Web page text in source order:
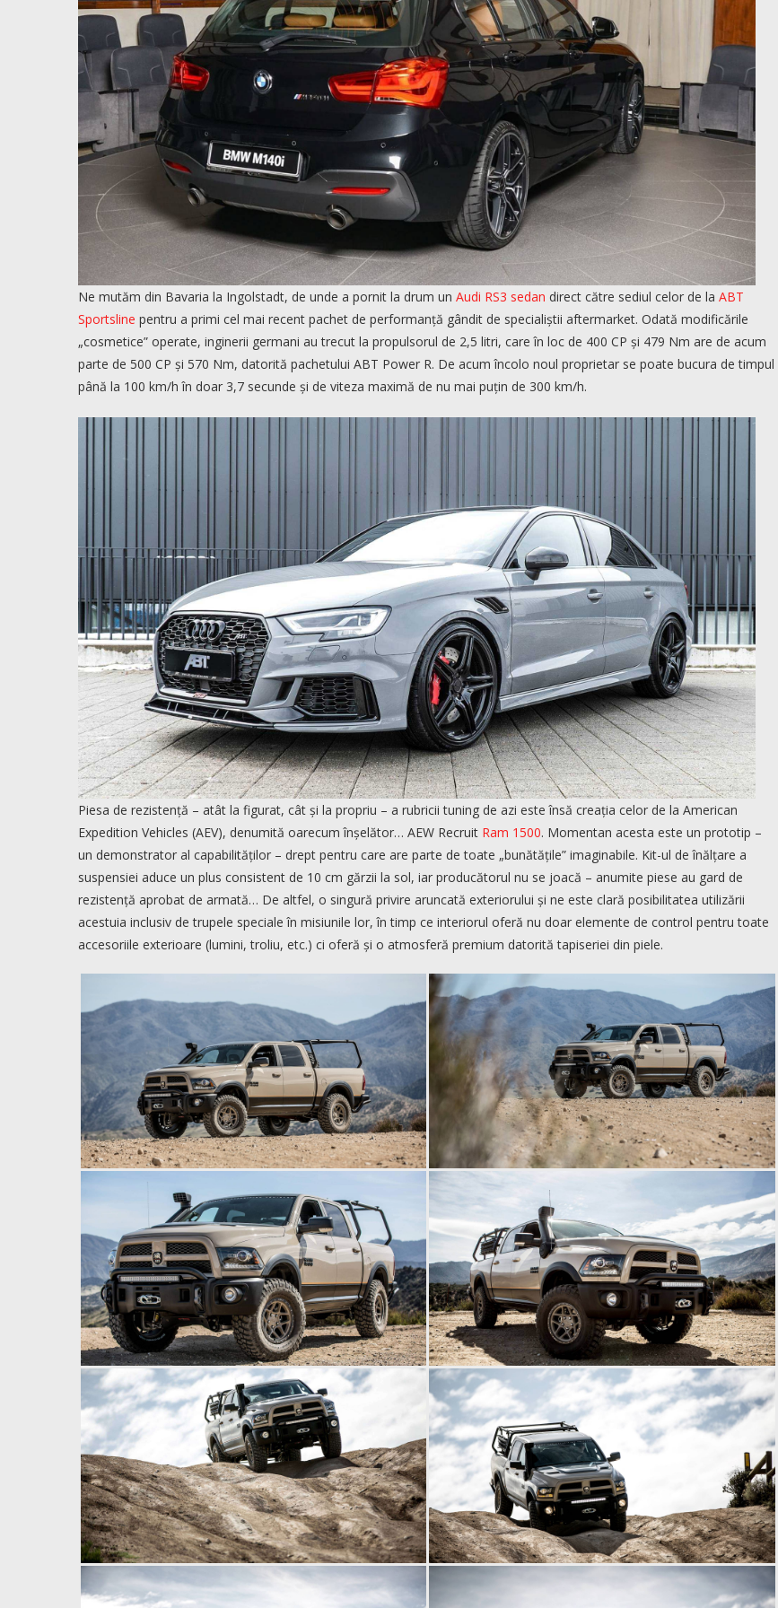
Ne mutăm din Bavaria la Ingolstadt, de unde a pornit la drum un Audi RS3 sedan direct către sediul celor de la ABT
Sportsline pentru a primi cel mai recent pachet de performanță gândit de specialiștii aftermarket. Odată modificările
„cosmetice” operate, inginerii germani au trecut la propulsorul de 2,5 litri, care în loc de 400 CP și 479 Nm are de acum
parte de 500 CP și 570 Nm, datorită pachetului ABT Power R. De acum încolo noul proprietar se poate bucura de timpul
până la 100 km/h în doar 3,7 secunde și de viteza maximă de nu mai puțin de 300 km/h.
Piesa de rezistență – atât la figurat, cât și la propriu – a rubricii tuning de azi este însă creația celor de la American
Expedition Vehicles (AEV), denumită oarecum înșelător… AEW Recruit Ram 1500. Momentan acesta este un prototip –
un demonstrator al capabilităților – drept pentru care are parte de toate „bunătățile” imaginabile. Kit-ul de înălțare a
suspensiei aduce un plus consistent de 10 cm gărzii la sol, iar producătorul nu se joacă – anumite piese au gard de
rezistență aprobat de armată… De altfel, o singură privire aruncată exteriorului și ne este clară posibilitatea utilizării
acestuia inclusiv de trupele speciale în misiunile lor, în timp ce interiorul oferă nu doar elemente de control pentru toate
accesoriile exterioare (lumini, troliu, etc.) ci oferă și o atmosferă premium datorită tapiseriei din piele.